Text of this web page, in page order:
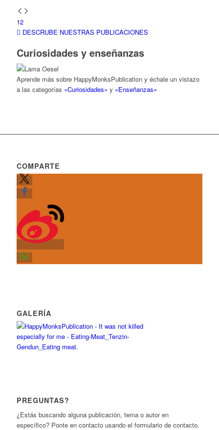
12
DESCRUBE NUESTRAS PUBLICACIONES
Curiosidades y enseñanzas
Aprende más sobre HappyMonksPublication y échale un vistazo
a las categorías «Curiosidades» y «Enseñanzas»
COMPARTE
GALERÍA
PREGUNTAS?
¿Estás buscando alguna publicación, tema o autor en
específico? Ponte en contacto usando el formulario de contacto.